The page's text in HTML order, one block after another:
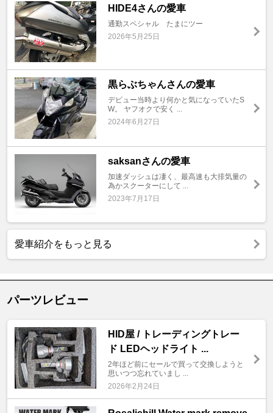
HIDE4さんの愛車
通勤スペシャル たまにツー
2026年5月25日
黒らぶちゃんさんの愛車
デビュー当時より何かと気になっていたS
W。 ヤフオクで安く ...
2024年6月27日
saksanさんの愛車
加速ダッシュは凄く、最高速も大排気量の
為かスクーターにして ...
2023年7月17日
愛車紹介をもっと見る
パーツレビュー
HID屋 / トレーディングトレー
ド LEDヘッドライト ...
2年ほど前にセールで買って交換しようと
思いつつ忘れていまし ...
2026年2月24日